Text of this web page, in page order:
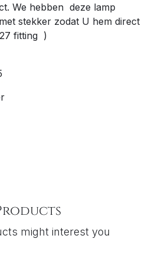
We hebben deze lamp
stekker zodat U hem direct
fitting )
might interest you